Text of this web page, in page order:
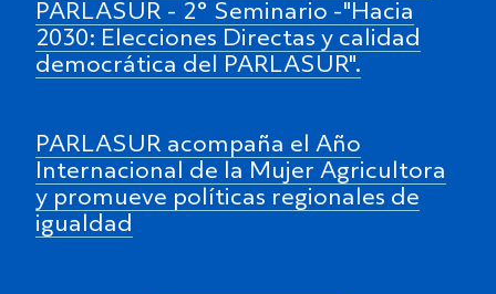
PARLASUR - 2° Seminario -"Hacia
2030: Elecciones Directas y calidad
democrática del PARLASUR".
PARLASUR acompaña el Año
Internacional de la Mujer Agricultora
y promueve políticas regionales de
igualdad